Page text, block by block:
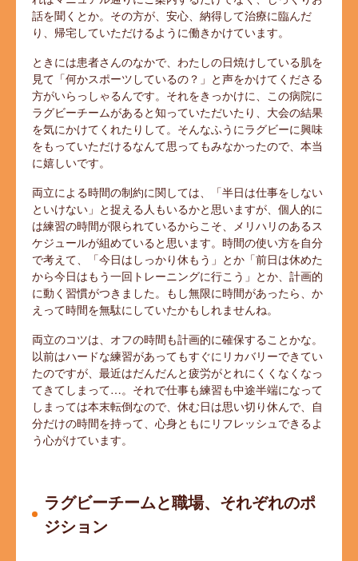
話を聞くとか。その方が、安心、納得して治療に臨んだ
り、帰宅していただけるように働きかけています。
ときには患者さんのなかで、わたしの日焼けしている肌を
見て「何かスポーツしているの？」と声をかけてくださる
方がいらっしゃるんです。それをきっかけに、この病院に
ラグビーチームがあると知っていただいたり、大会の結果
を気にかけてくれたりして。そんなふうにラグビーに興味
をもっていただけるなんて思ってもみなかったので、本当
に嬉しいです。
両立による時間の制約に関しては、「半日は仕事をしない
といけない」と捉える人もいるかと思いますが、個人的に
は練習の時間が限られているからこそ、メリハリのあるス
ケジュールが組めていると思います。時間の使い方を自分
で考えて、「今日はしっかり休もう」とか「前日は休めた
から今日はもう一回トレーニングに行こう」とか、計画的
に動く習慣がつきました。もし無限に時間があったら、か
えって時間を無駄にしていたかもしれませんね。
両立のコツは、オフの時間も計画的に確保することかな。
以前はハードな練習があってもすぐにリカバリーできてい
たのですが、最近はだんだんと疲労がとれにくくなくなっ
てきてしまって…。それで仕事も練習も中途半端になって
しまっては本末転倒なので、休む日は思い切り休んで、自
分だけの時間を持って、心身ともにリフレッシュできるよ
う心がけています。
ラグビーチームと職場、それぞれのポ
ジション